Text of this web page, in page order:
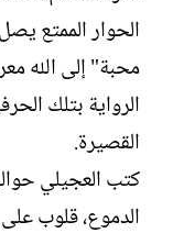
الحوار الممتع
محبة" إلى الله
الرواية بتلك
القصيرة.‏
كتب العجيلي
الدموع، قلوب